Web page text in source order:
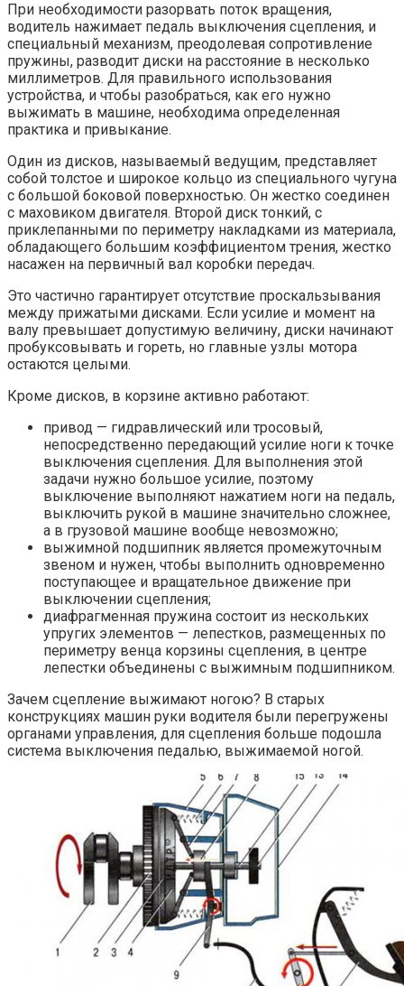
При необходимости разорвать поток вращения,
водитель нажимает педаль выключения сцепления, и
специальный механизм, преодолевая сопротивление
пружины, разводит диски на расстояние в несколько
миллиметров. Для правильного использования
устройства, и чтобы разобраться, как его нужно
выжимать в машине, необходима определенная
практика и привыкание.
Один из дисков, называемый ведущим, представляет
собой толстое и широкое кольцо из специального чугуна
с большой боковой поверхностью. Он жестко соединен
с маховиком двигателя. Второй диск тонкий, с
приклепанными по периметру накладками из материала,
обладающего большим коэффициентом трения, жестко
насажен на первичный вал коробки передач.
Это частично гарантирует отсутствие проскальзывания
между прижатыми дисками. Если усилие и момент на
валу превышает допустимую величину, диски начинают
пробуксовывать и гореть, но главные узлы мотора
остаются целыми.
Кроме дисков, в корзине активно работают:
привод — гидравлический или тросовый,
непосредственно передающий усилие ноги к точке
выключения сцепления. Для выполнения этой
задачи нужно большое усилие, поэтому
выключение выполняют нажатием ноги на педаль,
выключить рукой в машине значительно сложнее,
а в грузовой машине вообще невозможно;
выжимной подшипник является промежуточным
звеном и нужен, чтобы выполнить одновременно
поступающее и вращательное движение при
выключении сцепления;
диафрагменная пружина состоит из нескольких
упругих элементов — лепестков, размещенных по
периметру венца корзины сцепления, в центре
лепестки объединены с выжимным подшипником.
Зачем сцепление выжимают ногою? В старых
конструкциях машин руки водителя были перегружены
органами управления, для сцепления больше подошла
система выключения педалью, выжимаемой ногой.